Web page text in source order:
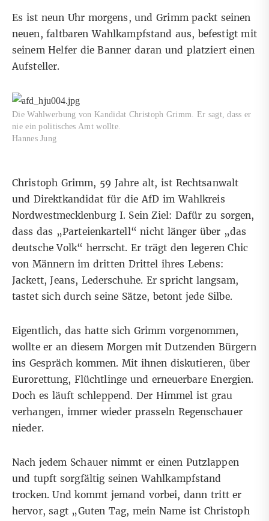
Es ist neun Uhr morgens, und Grimm packt seinen
neuen, faltbaren Wahlkampfstand aus, befestigt mit
seinem Helfer die Banner daran und platziert einen
Aufsteller.
Die Wahlwerbung von Kandidat Christoph Grimm. Er sagt, dass er
nie ein politisches Amt wollte.
Hannes Jung
Christoph Grimm, 59 Jahre alt, ist Rechtsanwalt
und Direktkandidat für die AfD im Wahlkreis
Nordwestmecklenburg I. Sein Ziel: Dafür zu sorgen,
dass das „Parteienkartell“ nicht länger über „das
deutsche Volk“ herrscht. Er trägt den legeren Chic
von Männern im dritten Drittel ihres Lebens:
Jackett, Jeans, Lederschuhe. Er spricht langsam,
tastet sich durch seine Sätze, betont jede Silbe.
Eigentlich, das hatte sich Grimm vorgenommen,
wollte er an diesem Morgen mit Dutzenden Bürgern
ins Gespräch kommen. Mit ihnen diskutieren, über
Eurorettung, Flüchtlinge und erneuerbare Energien.
Doch es läuft schleppend. Der Himmel ist grau
verhangen, immer wieder prasseln Regenschauer
nieder.
Nach jedem Schauer nimmt er einen Putzlappen
und tupft sorgfältig seinen Wahlkampfstand
trocken. Und kommt jemand vorbei, dann tritt er
hervor, sagt „Guten Tag, mein Name ist Christoph